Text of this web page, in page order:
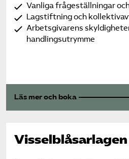
Vanliga frågeställningar
Lagstiftning och
Arbetsgivarens
handlingsutrymme
Läs mer och boka
Visselblåsarlagen